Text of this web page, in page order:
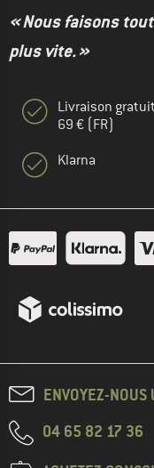
« Nous faisons
plus vite. »
Livraison
69 € (FR)
Klarna
ENVOYEZ-NOUS
04 65 82 17 36